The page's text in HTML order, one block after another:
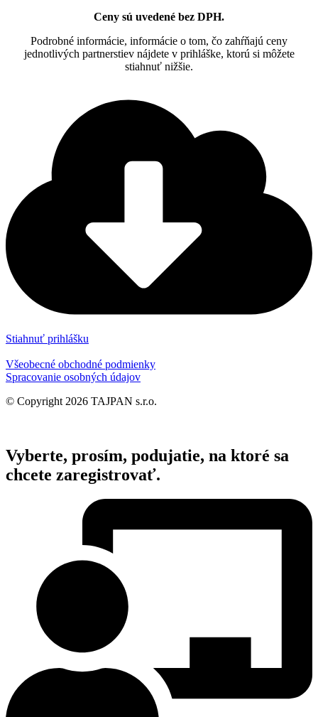
Ceny sú uvedené bez DPH.
Podrobné informácie, informácie o tom, čo zahŕňajú ceny
jednotlivých partnerstiev nájdete v prihláške, ktorú si môžete
stiahnuť nižšie.
Stiahnuť prihlášku
Všeobecné obchodné podmienky
Spracovanie osobných údajov
© Copyright 2026 TAJPAN s.r.o.
Vyberte, prosím, podujatie, na ktoré sa
chcete zaregistrovať.